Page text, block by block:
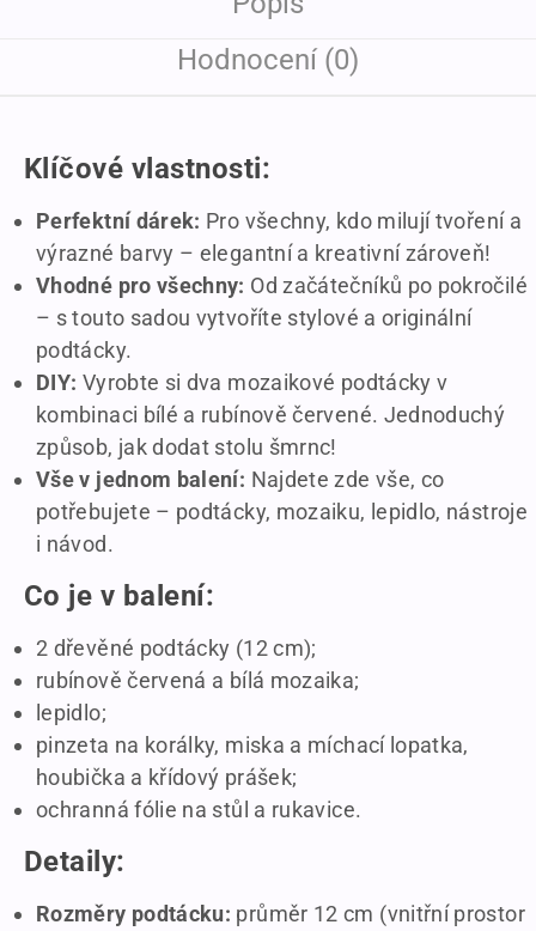
Hodnocení (0)
Klíčové vlastnosti:
Perfektní dárek: Pro všechny, kdo milují tvoření a
výrazné barvy – elegantní a kreativní zároveň!
Vhodné pro všechny: Od začátečníků po pokročilé
– s touto sadou vytvoříte stylové a originální
podtácky.
DIY: Vyrobte si dva mozaikové podtácky v
kombinaci bílé a rubínově červené. Jednoduchý
způsob, jak dodat stolu šmrnc!
Vše v jednom balení: Najdete zde vše, co
potřebujete – podtácky, mozaiku, lepidlo, nástroje
i návod.
Co je v balení:
2 dřevěné podtácky (12 cm);
rubínově červená a bílá mozaika;
lepidlo;
pinzeta na korálky, miska a míchací lopatka,
houbička a křídový prášek;
ochranná fólie na stůl a rukavice.
Detaily:
Rozměry podtácku: průměr 12 cm (vnitřní prostor